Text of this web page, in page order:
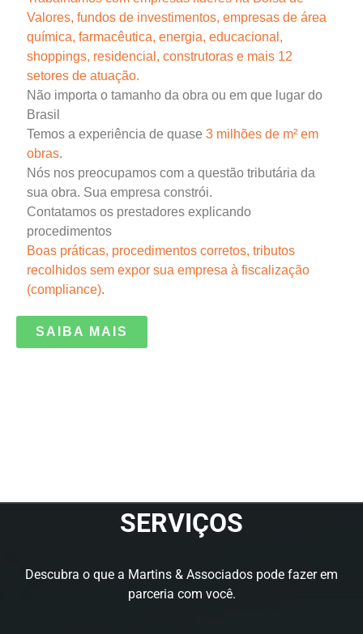
Valores, fundos de investimentos, empresas de área
química, farmacêutica, energia, educacional ,
shoppings, residencial, construtoras e mais 12
setores de atuação.
Não importa o tamanho da obra ou em que lugar do
Brasil
Temos a experiência de quase 3 milhões de m² em
obras.
Nós nos preocupamos com a questão tributária da
sua obra. Sua empresa constrói.
Contatamos os prestadores explicando
procedimentos
Boas práticas, procedimentos corretos, tributos
recolhidos sem expor sua empresa à fiscalização
(compliance).
SAIBA MAIS
SERVIÇOS
Descubra o que a Martins & Associados pode fazer em
parceria com você.